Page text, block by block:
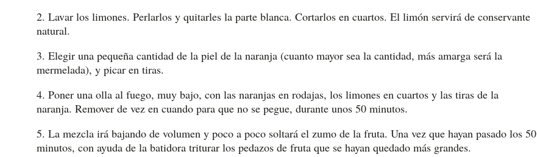
2. Lavar los limones. Perlarlos y quitarles la parte blanca. Cortarlos en cuartos. El limón servirá de conservante
natural.
3. Elegir una pequeña cantidad de la piel de la naranja (cuanto mayor sea la cantidad, más amarga será la
mermelada), y picar en tiras.
4. Poner una olla al fuego, muy bajo, con las naranjas en rodajas, los limones en cuartos y las tiras de la
naranja. Remover de vez en cuando para que no se pegue, durante unos 50 minutos.
5. La mezcla irá bajando de volumen y poco a poco soltará el zumo de la fruta. Una vez que hayan pasado los 50
minutos, con ayuda de la batidora triturar los pedazos de fruta que se hayan quedado más grandes.